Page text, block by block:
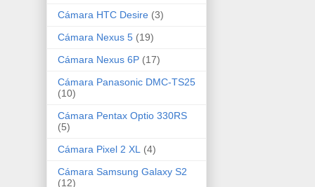
Cámara HTC Desire (3)
Cámara Nexus 5 (19)
Cámara Nexus 6P (17)
Cámara Panasonic DMC-TS25
(10)
Cámara Pentax Optio 330RS
(5)
Cámara Pixel 2 XL
(4)
Cámara Samsung Galaxy S2
(12)